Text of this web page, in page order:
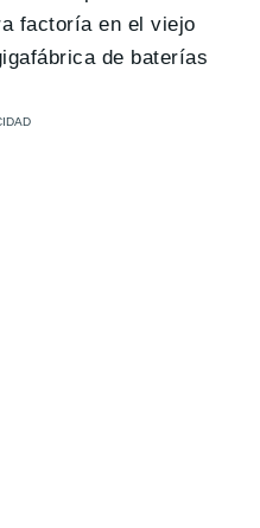
factoría en el viejo
de baterías